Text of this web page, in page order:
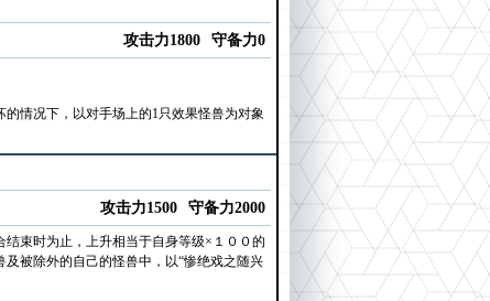
攻击力1800 守备力0
情况下，以对手场上的1只效果怪兽为对象
攻击力1500 守备力2000
束时为止，上升相当于自身等级×１００的
被除外的自己的怪兽中，以“惨绝戏之随兴